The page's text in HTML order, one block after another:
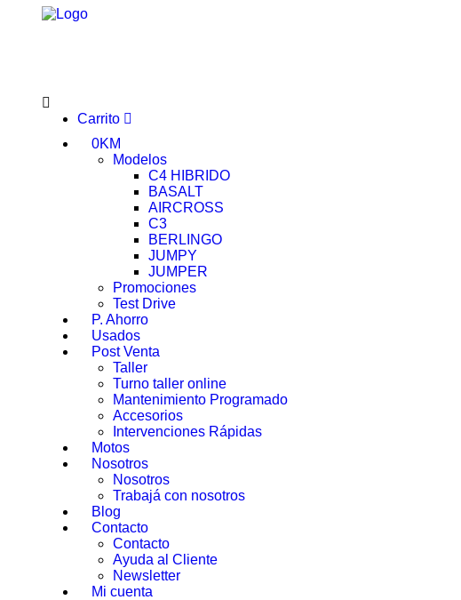
Carrito
0KM
Modelos
C4 HIBRIDO
BASALT
AIRCROSS
C3
BERLINGO
JUMPY
JUMPER
Promociones
Test Drive
P. Ahorro
Usados
Post Venta
Taller
Turno taller online
Mantenimiento Programado
Accesorios
Intervenciones Rápidas
Motos
Nosotros
Nosotros
Trabajá con nosotros
Blog
Contacto
Contacto
Ayuda al Cliente
Newsletter
Mi cuenta